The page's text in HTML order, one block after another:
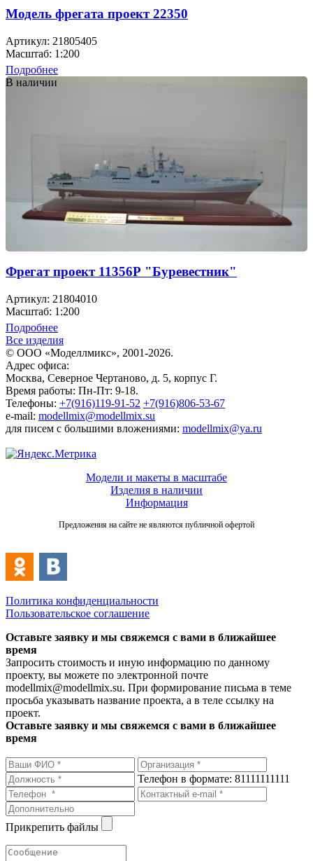
Модель фрегата проект 22350
Артикул: 21805405
Масштаб: 1:200
Подробнее
В наличии
Фрегат проект 11356Р "Буревестник"
Артикул: 21804010
Масштаб: 1:200
Подробнее
Все изделия
© ООО «Моделлмикс», 2001-2026.
Адрес офиса:
Москва, Северное Чертаново, д. 5, корпус Г.
Время работы: Пн-Пт: 9-18.
Телефоны: +7(916)119-91-52 +7(916)806-53-67
e-mail: modellmix@modellmix.su
для писем с большими вложениями: modellmix@ya.ru
Модели и макеты в масштабе
Изделия в наличии
Информация
Предложения на сайте не являются публичной офертой
Политика конфиденциальности
Пользовательское соглашение
Оставьте заявку и мы свяжемся с вами в ближайшее
время
Запросить стоимость и иную информацию по данному
проекту, вы можете по электронной почте
modellmix@modellmix.su. При формирование письма в теме
просьба указывать название проекта, а в теле ссылку на
проект.
Оставьте заявку и мы свяжемся с вами в ближайшее
время
Телефон в формате: 81111111111
Прикрепить файлы